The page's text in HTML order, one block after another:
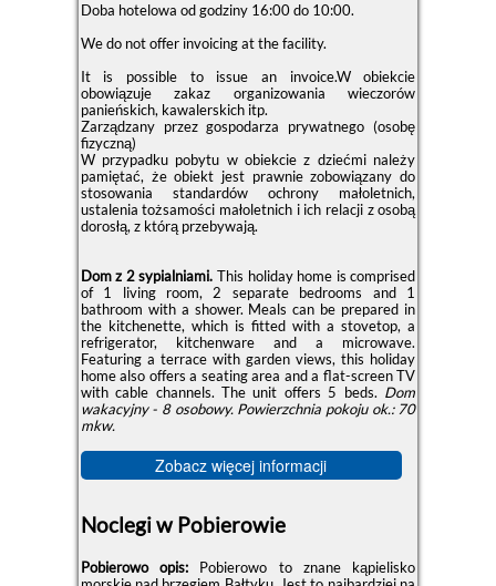
Doba hotelowa od godziny 16:00do 10:00.
We do not offer invoicing at the facility.
It is possible to issue an invoice.W obiekcie
obowiązuje zakaz organizowania wieczorów
panieńskich, kawalerskich itp.
Zarządzany przez gospodarza prywatnego (osobę
fizyczną)
W przypadku pobytu w obiekcie z dziećmi należy
pamiętać, że obiekt jest prawnie zobowiązany do
stosowania standardów ochrony małoletnich,
ustalenia tożsamości małoletnich i ich relacji z osobą
dorosłą, z którą przebywają.
Dom z 2 sypialniami. This holiday home is comprised
of 1 living room, 2 separate bedrooms and 1
bathroom with a shower. Meals can be prepared in
the kitchenette, which is fitted with a stovetop, a
refrigerator, kitchenware and a microwave.
Featuring a terrace with garden views, this holiday
home also offers a seating area and a flat-screen TV
with cable channels. The unit offers 5 beds. Dom
wakacyjny - 8 osobowy. Powierzchnia pokoju ok.: 70
mkw.
Zobacz więcej informacji
Noclegi w Pobierowie
Pobierowo opis: Pobierowo to znane kąpielisko